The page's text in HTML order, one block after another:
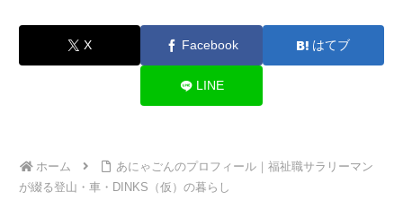
X Facebook はてブ
LINE
ホーム
あにゃごんのプロフィール｜福祉職サラリーマン
が綴る登山・車・DINKS（仮）の暮らし